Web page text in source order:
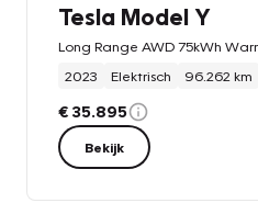
Tesla Model Y
2023
Elektrisch 96.262 km
€ 35.895
Bekijk